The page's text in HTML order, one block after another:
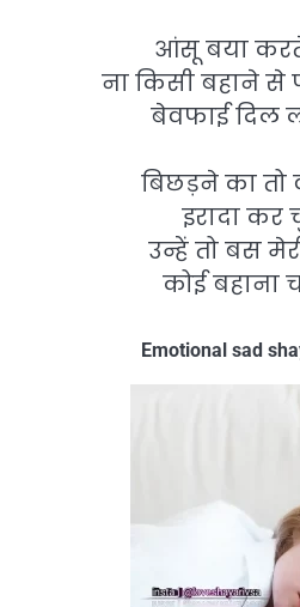
आंसू बया
ना किसी बहाने से
बेवफाई दिल
बिछड़ने का तो
इरादा कर
उन्हें तो बस
कोई बहाना
Emotional sad